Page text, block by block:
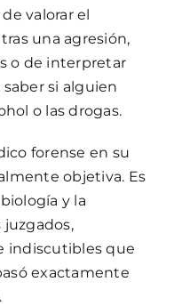
valorar el
una agresión,
o de interpretar
si alguien
o las drogas.
forense en su
objetiva. Es
y la
indiscutibles que
exactamente